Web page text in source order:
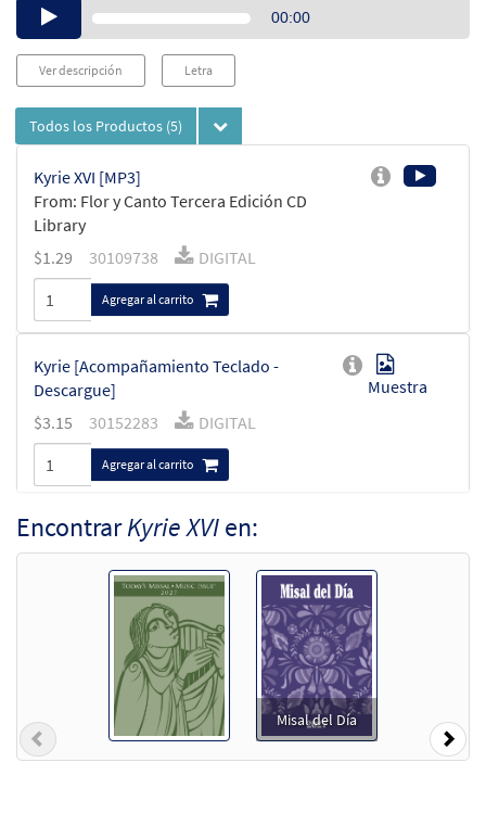
Audio00:00
Ver descripción Letra
Todos los Productos (5)
Kyrie XVI [MP3]
From: Flor y Canto Tercera Edición CD
Library
$1.29 30109738 DIGITAL
Agregar al carrito
Kyrie [Acompañamiento Teclado -
Descargue]
Muestra
$3.15 30152283 DIGITAL
Agregar al carrito
Kyrie [Acompañamiento Guitarra -
Descargue]
Muestra
30152284 DIGITAL
Agregar al carrito
Kyrie [Letra y Acordes – Descargue]
Muestra
$2.15 30152484 DIGITAL
EncontrarKyrie XVIen:
Misal del Día
Previous